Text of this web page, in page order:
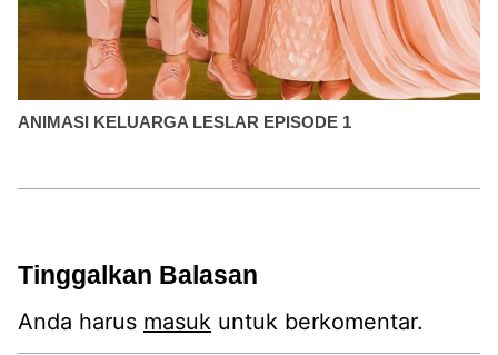
ANIMASI KELUARGA LESLAR EPISODE 1
Tinggalkan Balasan
Anda harus masuk untuk berkomentar.